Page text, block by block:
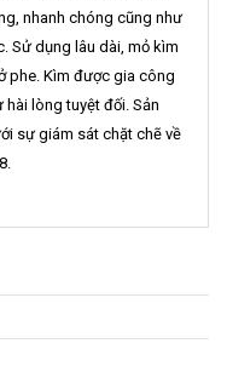
nhanh chóng cũng như
Sử dụng lâu dài, mỏ kìm
phe. Kìm được gia công
lòng tuyệt đối. Sản
sự giám sát chặt chẽ về